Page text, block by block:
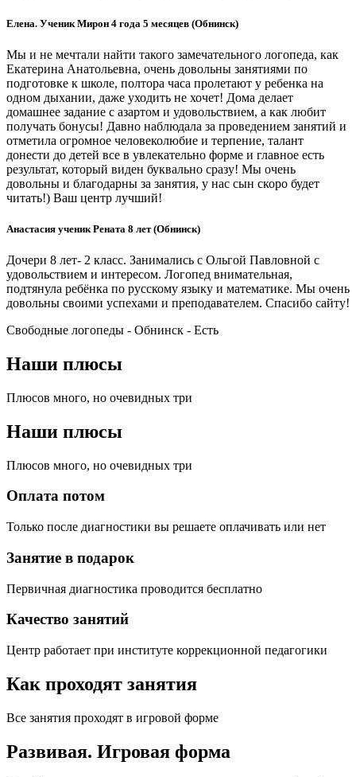
Елена. Ученик Мирон 4 года 5 месяцев (Обнинск)
Мы и не мечтали найти такого замечательного логопеда, как
Екатерина Анатольевна, очень довольны занятиями по
подготовке к школе, полтора часа пролетают у ребенка на
одном дыхании, даже уходить не хочет! Дома делает
домашнее задание с азартом и удовольствием, а как любит
получать бонусы! Давно наблюдала за проведением занятий и
отметила огромное человеколюбие и терпение, талант
донести до детей все в увлекательно форме и главное есть
результат, который виден буквально сразу! Мы очень
довольны и благодарны за занятия, у нас сын скоро будет
читать!) Ваш центр лучший!
Анастасия ученик Рената 8 лет (Обнинск)
Дочери 8 лет- 2 класс. Занимались с Ольгой Павловной с
удовольствием и интересом. Логопед внимательная,
подтянула ребёнка по русскому языку и математике. Мы очень
довольны своими успехами и преподавателем. Спасибо сайту!
Свободные логопеды - Обнинск - Есть
Наши плюсы
Плюсов много, но очевидных три
Наши плюсы
Плюсов много, но очевидных три
Оплата потом
Только после диагностики вы решаете оплачивать или нет
Занятие в подарок
Первичная диагностика проводится бесплатно
Качество занятий
Центр работает при институте коррекционной педагогики
Как проходят занятия
Все занятия проходят в игровой форме
Развивая. Игровая форма